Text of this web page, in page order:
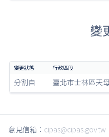
變
分割自 臺北市士林區天
意見信箱： cipas@cipas.gov.tw